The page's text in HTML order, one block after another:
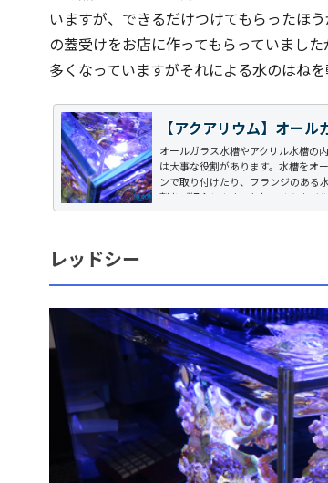
いますが、できるだけつけてもらったほ
の蓋受けをお店に作ってもらっていまし
多くなっていますがそれによる水のはねを
【アクアリウム】オー
オールガラス水槽やアクリル水槽の
は大事な役割があります。水槽をオ
ンで取り付けたり、フランジのある
割をご紹介します。なお、サムネイ
ス水槽やアクリル水槽の内側にある
レッドシー